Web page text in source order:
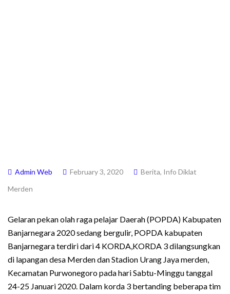
Admin Web February 3, 2020 Berita, Info Diklat
Merden
Gelaran pekan olah raga pelajar Daerah (POPDA) Kabupaten
Banjarnegara 2020 sedang bergulir, POPDA kabupaten
Banjarnegara terdiri dari 4 KORDA,KORDA 3 dilangsungkan
di lapangan desa Merden dan Stadion Urang Jaya merden,
Kecamatan Purwonegoro pada hari Sabtu-Minggu tanggal
24-25 Januari 2020. Dalam korda 3 bertanding beberapa tim